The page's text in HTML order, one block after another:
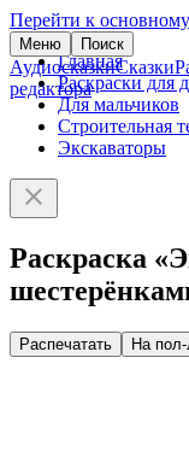
Перейти к
Меню Поиск
АудиосказкиСказки
редактора
Главная
Раскраски для
Для мальчиков
Строительная
Экскаваторы
Раскраска
Распечатать На